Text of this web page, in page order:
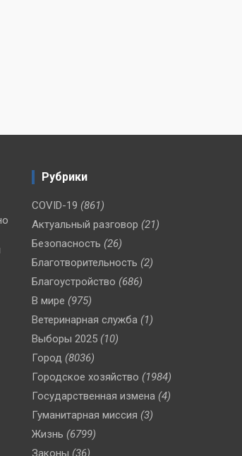
Рубрики
COVID-19 (861)
Актуальный разговор (21)
Безопасность (26)
Благотворительность (2)
Благоустройство (686)
В мире (975)
Ветеринарная служба (1)
Выборы 2025 (10)
Город (8036)
Городское хозяйство (1984)
Государственная измена (4)
Гуманитарная миссия (3)
Жизнь (6799)
Законы (36)